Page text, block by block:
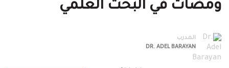
ومضات في البحث العلمي
المدرب
DR. ADEL BARAYAN